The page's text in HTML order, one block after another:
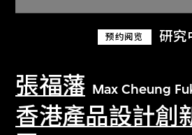
预约阅览 研究
張福藩 Max Cheung
香港產品設計創
关于M+藏品
探索世界顶级的二十及二
文化藏品。